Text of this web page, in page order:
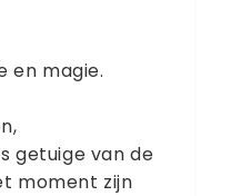
en magie.
getuige van de
moment zijn